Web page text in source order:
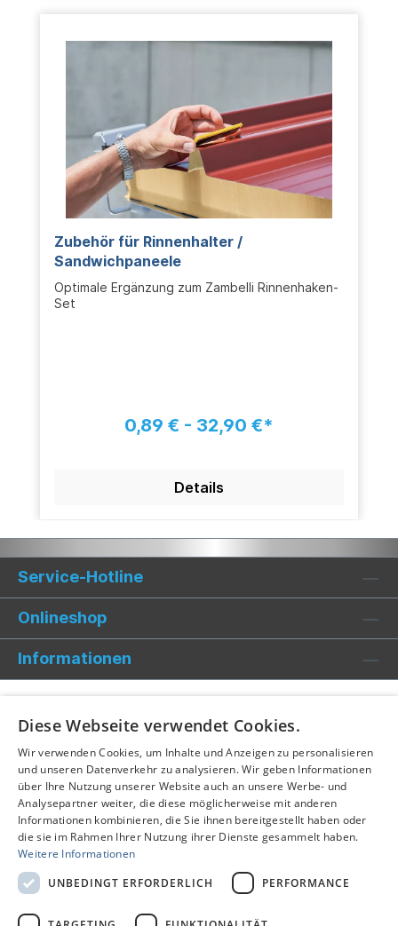
Zubehör für Rinnenhalter /
Sandwichpaneele
Optimale Ergänzung zum Zambelli Rinnenhaken-
Set
0,89 € - 32,90 €*
Details
Service-Hotline
Onlineshop
Informationen
Diese Webseite verwendet Cookies.
Wir verwenden Cookies, um Inhalte und Anzeigen zu personalisieren
und unseren Datenverkehr zu analysieren. Wir geben Informationen
über Ihre Nutzung unserer Website auch an unsere Werbe- und
Analysepartner weiter, die diese möglicherweise mit anderen
Informationen kombinieren, die Sie ihnen bereitgestellt haben oder
die sie im Rahmen Ihrer Nutzung ihrer Dienste gesammelt haben.
Weitere Informationen
UNBEDINGT ERFORDERLICH
PERFORMANCE